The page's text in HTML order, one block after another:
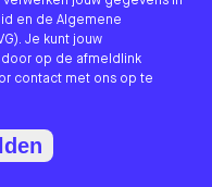
en de Algemene
Je kunt jouw
op de afmeldlink
contact met ons op te